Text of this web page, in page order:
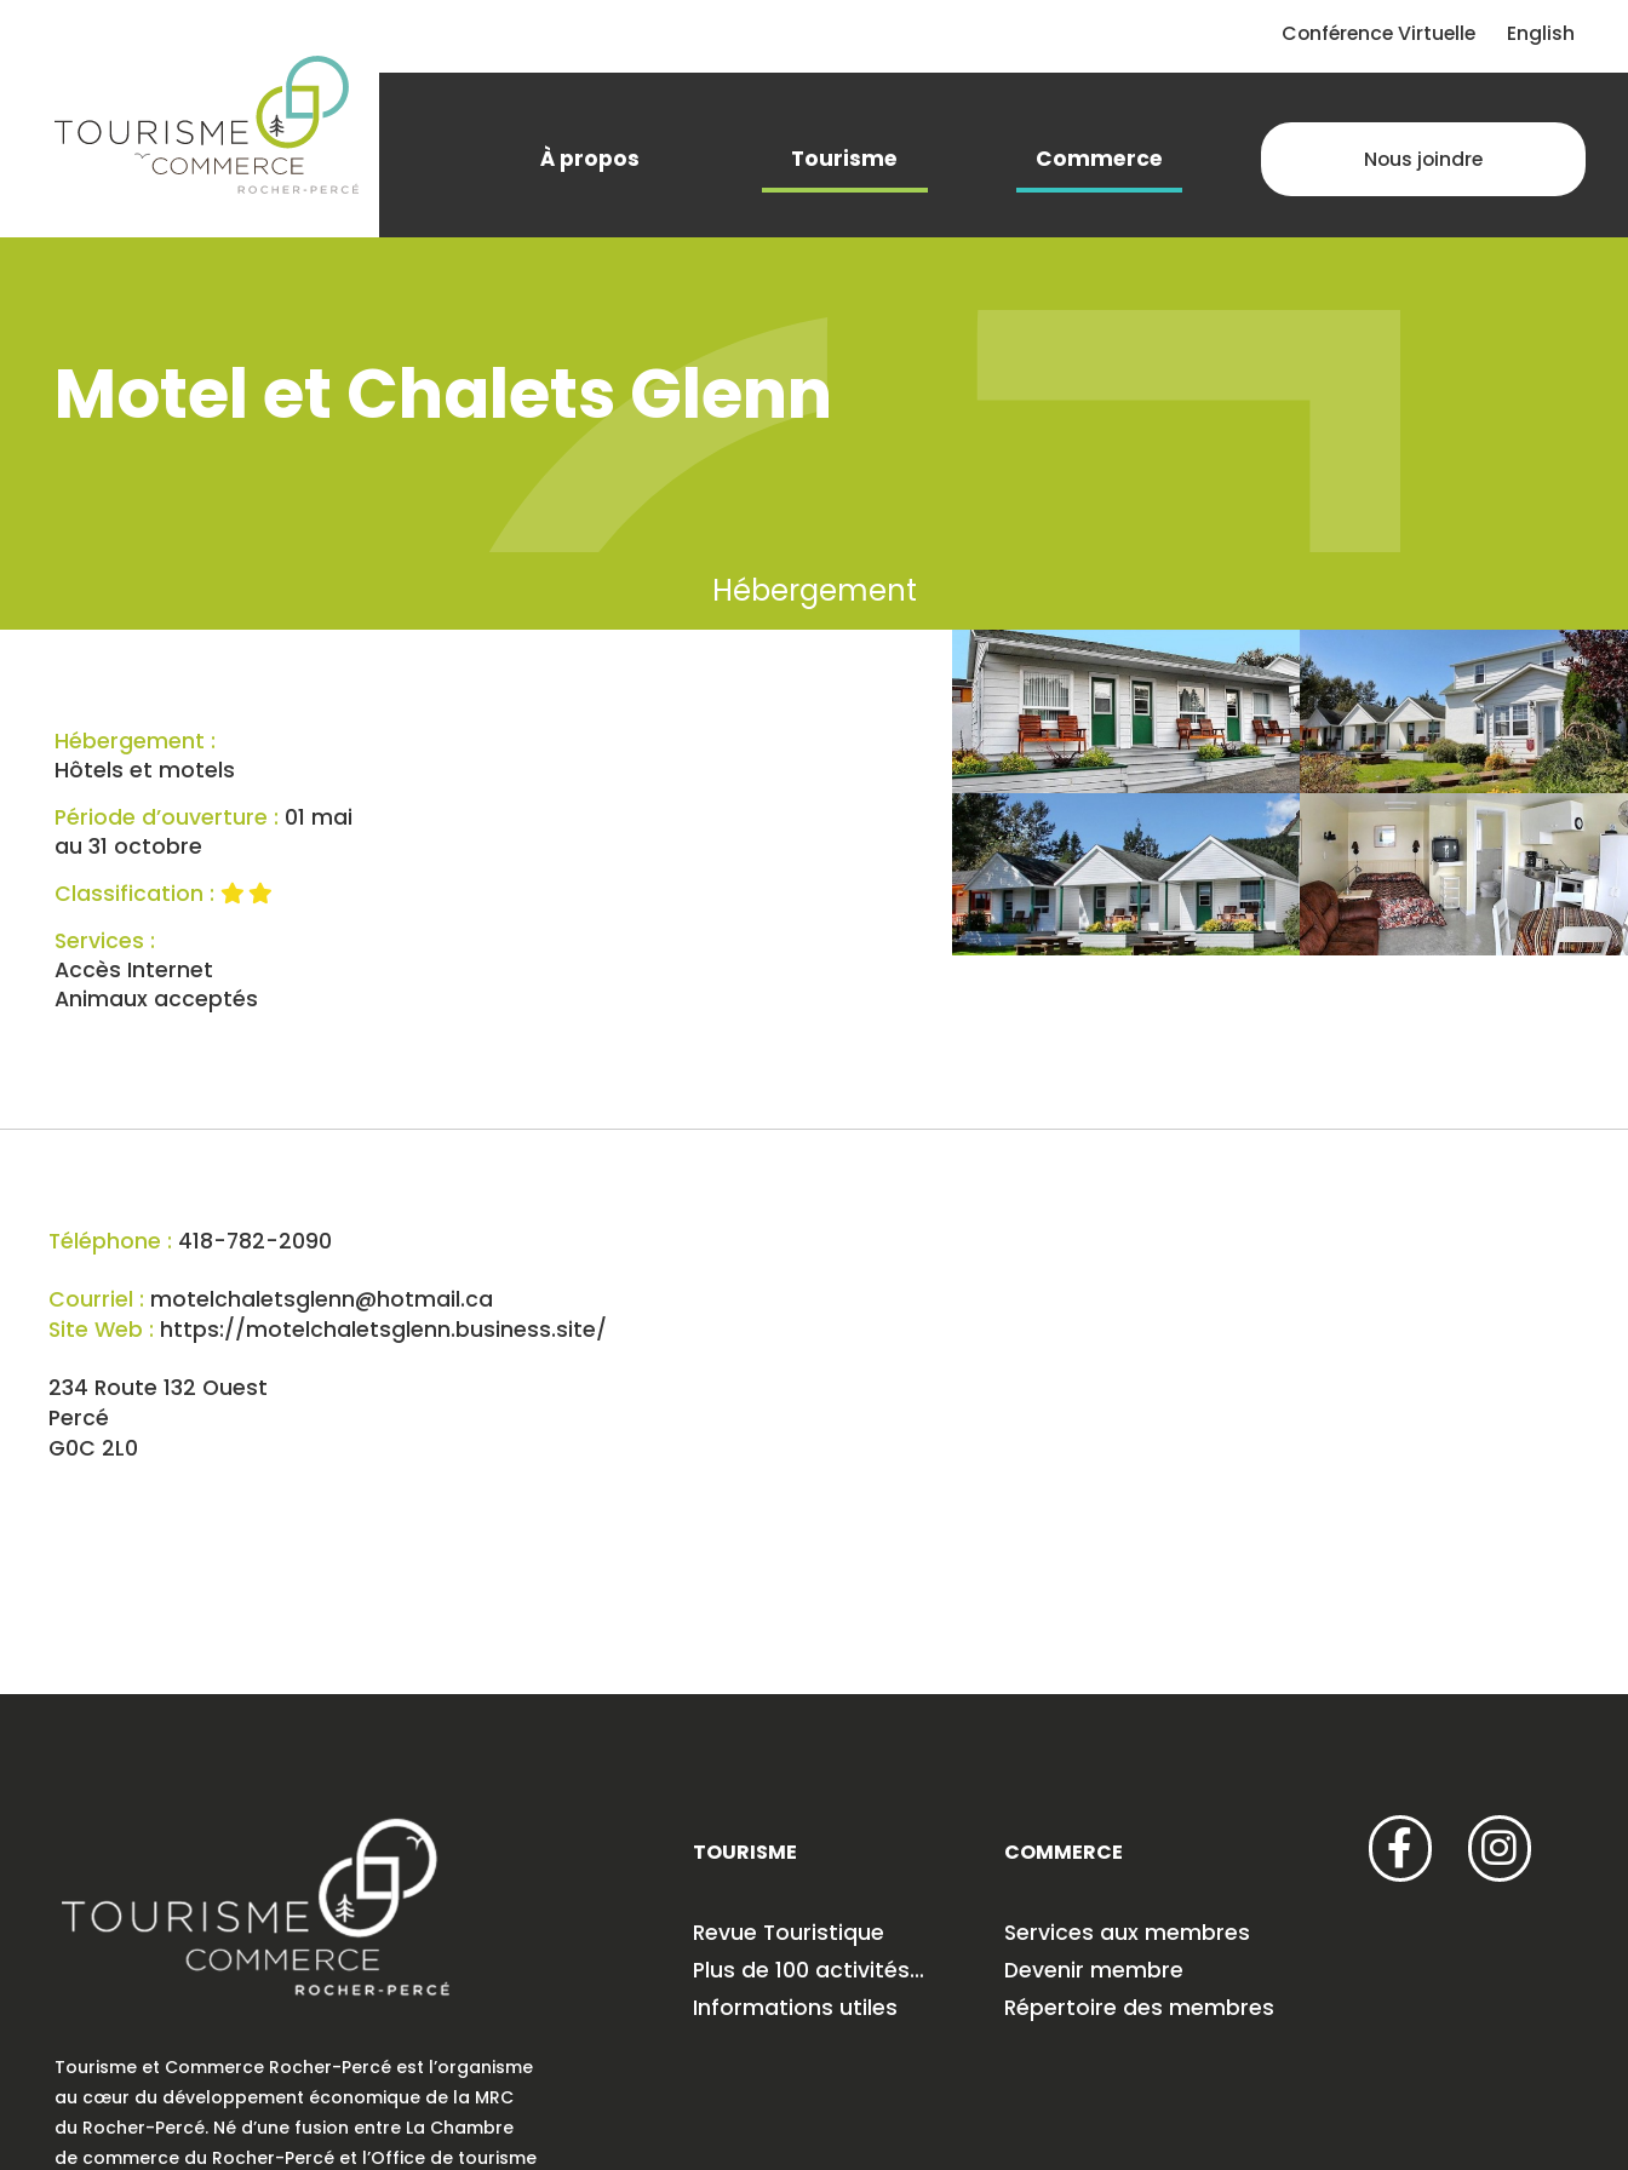
Conférence Virtuelle English
À propos Tourisme Commerce Nous joindre
Motel et Chalets Glenn
Hébergement
Hébergement :
Hôtels et motels
Période d’ouverture : 01 mai
au 31 octobre
Classification :
Services :
Accès Internet
Animaux acceptés
Téléphone : 418-782-2090
Courriel : motelchaletsglenn@hotmail.ca
Site Web : https://motelchaletsglenn.business.site/
234 Route 132 Ouest
Percé
G0C 2L0
Tourisme et Commerce Rocher-Percé est l’organisme
au cœur du développement économique de la MRC
du Rocher-Percé. Né d’une fusion entre La Chambre
de commerce du Rocher-Percé et l’Office de tourisme
TOURISME
Revue Touristique
Plus de 100 activités…
Informations utiles
COMMERCE
Services aux membres
Devenir membre
Répertoire des membres